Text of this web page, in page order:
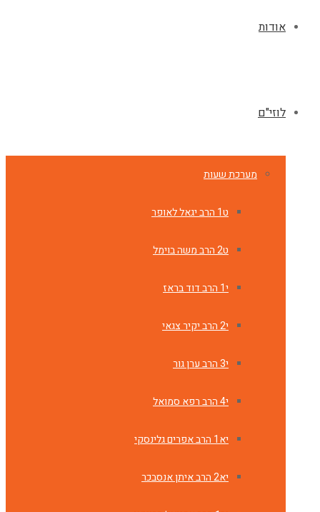
אודות
לוזי"ם
מערכת שעות
ט1 הרב יגאל לאופר
ט2 הרב משה בוימל
י1 הרב דוד בראז
י2 הרב יקיר צגאי
י3 הרב ערן גור
י4 הרב רפא סמואל
יא1 הרב אפרים גלינסקי
יא2 הרב איתן אנסבכר